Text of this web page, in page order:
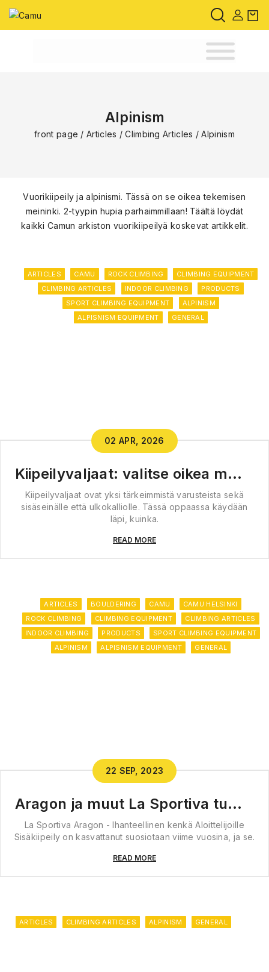
Alpinism
front page /Articles /Climbing Articles /Alpinism
Vuorikiipeily ja alpinismi. Tässä on se oikea tekemisen
meininki. 2-tyypin hupia parhaimmillaan! Täältä löydät
kaikki Camun arkiston vuorikiipeilyä koskevat artikkelit.
ARTICLES CAMU ROCK CLIMBING
CLIMBING EQUIPMENT
CLIMBING ARTICLES
INDOOR CLIMBING
PRODUCTS
SPORT CLIMBING EQUIPMENT
ALPINISM
ALPISNISM EQUIPMENT
GENERAL
02 APR, 2026
Kiipeilyvaljaat: valitse oikea malli,
Kiipeilyvaljaat ovat yksi tärkeimmistä varusteista sekä
sisäseinälle että ulkokalliolle. Tässä oppaassa käydään
läpi, kuinka.
READ MORE
ARTICLES BOULDERING CAMU
CAMU HELSINKI
ROCK CLIMBING
CLIMBING EQUIPMENT
CLIMBING ARTICLES
INDOOR CLIMBING
PRODUCTS
SPORT CLIMBING EQUIPMENT
ALPINISM
ALPISNISM EQUIPMENT GENERAL
22 SEP, 2023
Aragon ja muut La Sportiva
La Sportiva Aragon - Ihanteellinen kenkä Aloittelijoille
Sisäkiipeily on kasvattanut suosiotaan viime vuosina, ja se.
READ MORE
ARTICLES CLIMBING ARTICLES ALPINISM GENERAL